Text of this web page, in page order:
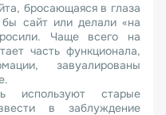
бросающаяся в глаза
бы сайт или делали «на
Чаще всего на
часть функционала,
завуалированы
используют старые
в заблуждение